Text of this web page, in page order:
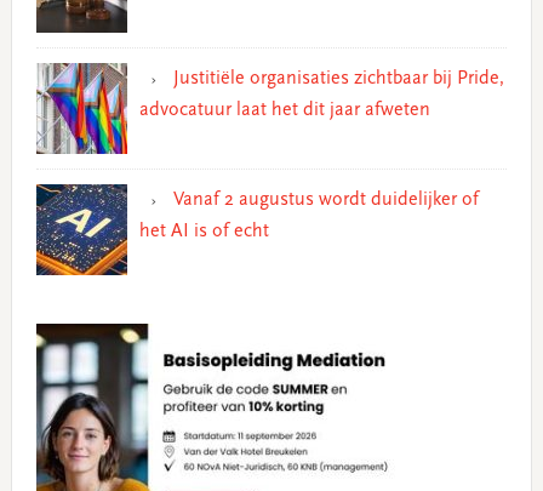
Justitiële organisaties zichtbaar bij Pride,
advocatuur laat het dit jaar afweten
Vanaf 2 augustus wordt duidelijker of
het AI is of echt